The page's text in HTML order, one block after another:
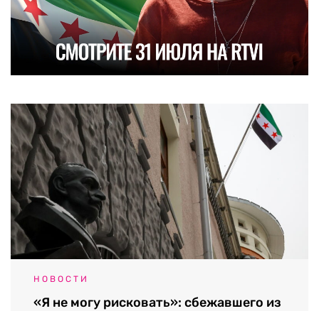
НОВОСТИ
«Я не могу рисковать»: сбежавшего из